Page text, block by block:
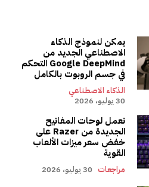
يمكن لنموذج الذكاء
الاصطناعي الجديد من
Google DeepMind التحكم
في جسم الروبوت بالكامل
الذكاء الاصطناعي
30 يوليو، 2026
تعمل لوحات المفاتيح
الجديدة من Razer على
خفض سعر ميزات الألعاب
القوية
مراجعات 30 يوليو، 2026